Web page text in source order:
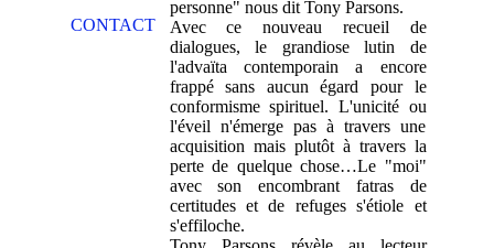
CONTACT
personne" nous dit Tony Parsons.
Avec ce nouveau recueil de
dialogues, le grandiose lutin de
l'advaïta contemporain a encore
frappé sans aucun égard pour le
conformisme spirituel. L'unicité ou
l'éveil n'émerge pas à travers une
acquisition mais plutôt à travers la
perte de quelque chose…Le "moi"
avec son encombrant fatras de
certitudes et de refuges s'étiole et
s'effiloche.